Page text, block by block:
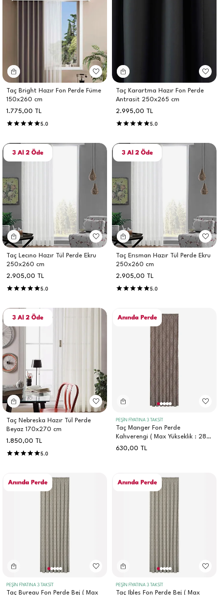
Taç Bright Hazır Fon Perde Füme
150x260 cm
1.775,00 TL
5.0
Taç Karartma Hazır Fon Perde
Antrasit 250x265 cm
2.995,00 TL
5.0
Taç Lecıno Hazır Tül Perde Ekru
250x260 cm
2.905,00 TL
5.0
Taç Erısman Hazır Tül Perde Ekru
250x260 cm
2.905,00 TL
5.0
Taç Nebreska Hazır Tül Perde
Beyaz 170x270 cm
1.850,00 TL
5.0
PEŞİN FİYATINA 3 TAKSİT
Taç Manger Fon Perde
Kahverengi ( Max Yükseklik : 284
cm )
630,00 TL
PEŞİN FİYATINA 3 TAKSİT
Taç Bureau Fon Perde Bej ( Max
PEŞİN FİYATINA 3 TAKSİT
Taç Ibles Fon Perde Bej ( Max